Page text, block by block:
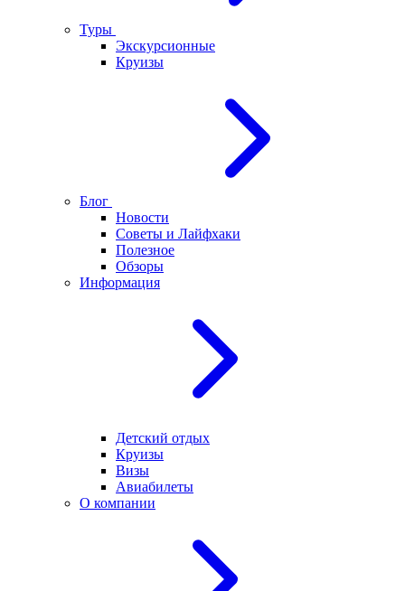
Туры
Экскурсионные
Круизы
Блог
Новости
Советы и Лайфхаки
Полезное
Обзоры
Информация
Детский отдых
Круизы
Визы
Авиабилеты
О компании